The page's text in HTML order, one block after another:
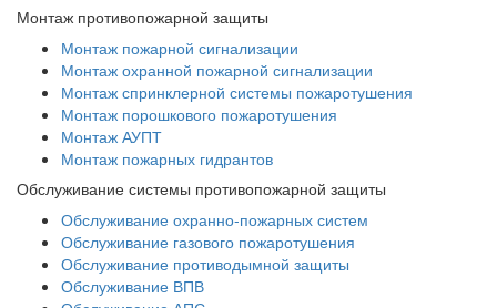
Монтаж противопожарной защиты
Монтаж пожарной сигнализации
Монтаж охранной пожарной сигнализации
Монтаж спринклерной системы пожаротушения
Монтаж порошкового пожаротушения
Монтаж АУПТ
Монтаж пожарных гидрантов
Обслуживание системы противопожарной защиты
Обслуживание охранно-пожарных систем
Обслуживание газового пожаротушения
Обслуживание противодымной защиты
Обслуживание ВПВ